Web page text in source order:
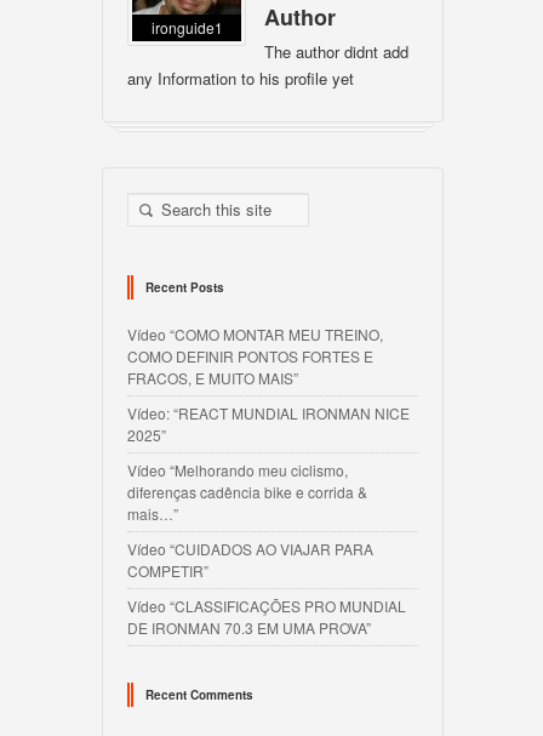
ironguide1
Author
The author didnt add
any Information to his profile yet
Recent Posts
Vídeo “COMO MONTAR MEU TREINO,
COMO DEFINIR PONTOS FORTES E
FRACOS, E MUITO MAIS”
Vídeo: “REACT MUNDIAL IRONMAN NICE
2025”
Vídeo “Melhorando meu ciclismo,
diferenças cadência bike e corrida &
mais…”
Vídeo “CUIDADOS AO VIAJAR PARA
COMPETIR”
Vídeo “CLASSIFICAÇÕES PRO MUNDIAL
DE IRONMAN 70.3 EM UMA PROVA”
Recent Comments